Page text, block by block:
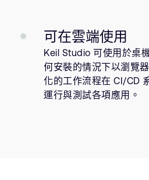
可在雲端使用
Keil Studio 可使用於桌
何安裝的情況下以瀏覽
化的工作流程在 CI/CD
運行與測試各項應用。